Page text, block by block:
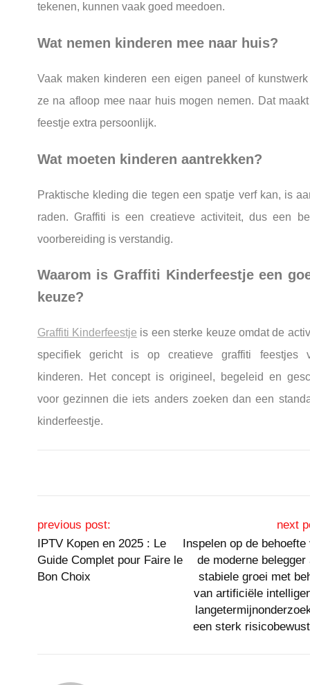
tekenen, kunnen vaak goed meedoen.
Wat nemen kinderen mee naar huis?
Vaak maken kinderen een eigen paneel of
ze na afloop mee naar huis mogen nemen. Dat
feestje extra persoonlijk.
Wat moeten kinderen aantrekken?
Praktische kleding die tegen een spatje verf kan, is
raden. Graffiti is een creatieve activiteit, dus een
voorbereiding is verstandig.
Waarom is Graffiti Kinderfeestje een
keuze?
Graffiti Kinderfeestje is een sterke keuze omdat de
specifiek gericht is op creatieve graffiti feestjes
kinderen. Het concept is origineel, begeleid en
voor gezinnen die iets anders zoeken dan een
kinderfeestje.
Post navigation
previous post:
IPTV Kopen en 2025 : Le
Guide Complet pour Faire le
Bon Choix
next
Inspelen op de behoefte
de moderne belegger
stabiele groei met
van artificiële
een sterk